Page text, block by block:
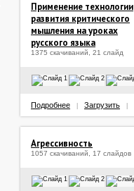
Применение технологии
развития критического
мышления на уроках
русского языка
1375 скачиваний, 21 слайд
Подробнее Загрузить
Агрессивность
1057 скачиваний, 17 слайдов